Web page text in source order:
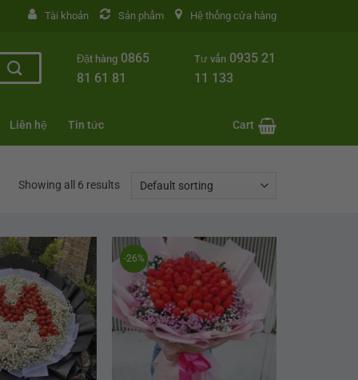
Tài khoản Sản phẩm Hệ thống cửa hàng
Đặt hàng 0865
81 61 81
Tư vấn 0935 21
11 133
Liên hệ Tin tức Cart
Showing all 6 results
-26%